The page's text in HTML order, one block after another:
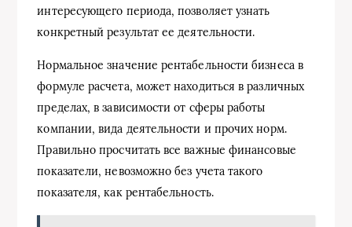
интересующего периода, позволяет узнать
конкретный результат ее деятельности.
Нормальное значение рентабельности бизнеса в
формуле расчета, может находиться в различных
пределах, в зависимости от сферы работы
компании, вида деятельности и прочих норм.
Правильно просчитать все важные финансовые
показатели, невозможно без учета такого
показателя, как рентабельность.